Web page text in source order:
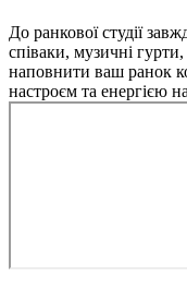
До ранкової студії
співаки, музичні
наповнити ваш ранок
настроєм та енергією